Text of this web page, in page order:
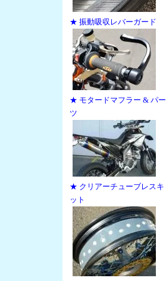
★ 振動吸収レバーガード
★ モタードマフラー & パー
ツ
★ クリアーチューブレスキ
ット